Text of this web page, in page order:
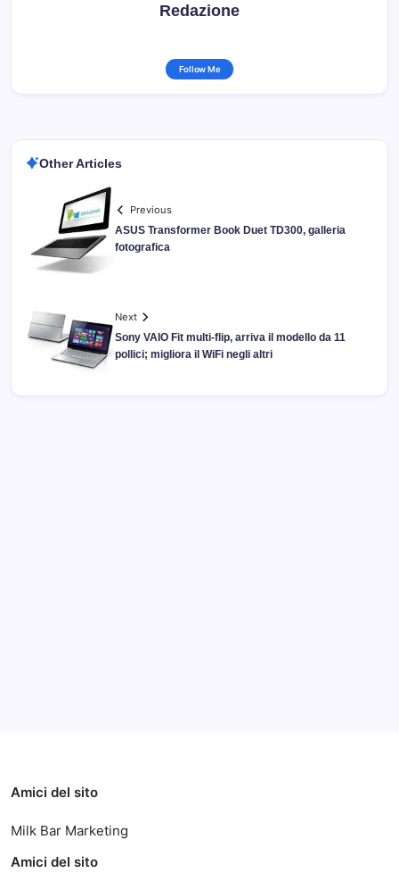
Redazione
Follow Me
Other Articles
Previous
ASUS Transformer Book Duet TD300, galleria
fotografica
Next
Sony VAIO Fit multi-flip, arriva il modello da 11
pollici; migliora il WiFi negli altri
Amici del sito
Milk Bar Marketing
Amici del sito